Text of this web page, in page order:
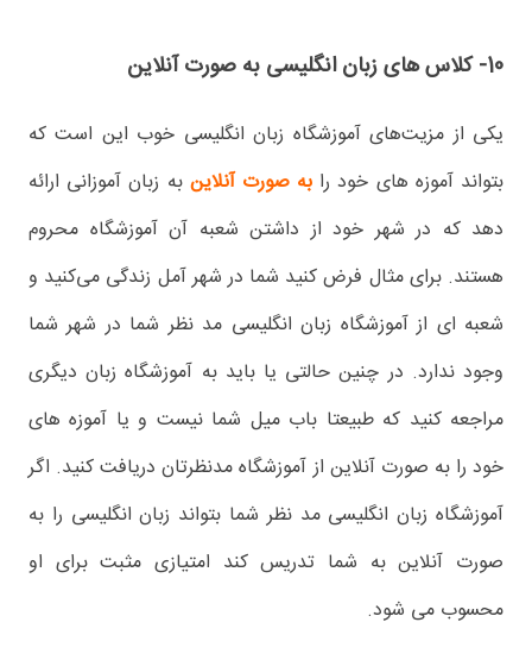
10- کلاس های زبان انگلیسی به صورت آنلاین
یکی از مزیت‌های آموزشگاه زبان انگلیسی خوب این است که
بتواند آموزه های خود را به صورت آنلاین به زبان آموزانی ارائه
دهد که در شهر خود از داشتن شعبه آن آموزشگاه محروم
هستند. برای مثال فرض کنید شما در شهر آمل زندگی می‌کنید و
شعبه ای از آموزشگاه زبان انگلیسی مد نظر شما در شهر شما
وجود ندارد. در چنین حالتی یا باید به آموزشگاه زبان دیگری
مراجعه کنید که طبیعتا باب میل شما نیست و یا آموزه های
خود را به صورت آنلاین از آموزشگاه مدنظرتان دریافت کنید. اگر
آموزشگاه زبان انگلیسی مد نظر شما بتواند زبان انگلیسی را به
صورت آنلاین به شما تدریس کند امتیازی مثبت برای او
محسوب می شود.